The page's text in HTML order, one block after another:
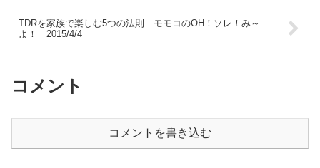
TDRを家族で楽しむ5つの法則 モモコのOH！ソレ！み～
よ！ 2015/4/4
コメント
コメントを書き込む